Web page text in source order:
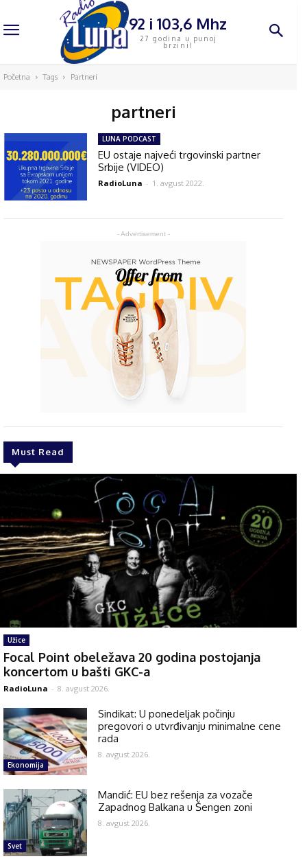
92 i 103,6 Mhz
27 godina u punoj
brzini!
Početna Tags Partneri
partneri
- Advertisement -
Must Read
Užice
Focal Point obeležava 20 godina postojanja
koncertom u bašti GKC-a
RadioLuna - 8. avgust 2026.
Ekonomija
Sindikat: U ponedeljak počinju
pregovori o utvrđivanju minimalne cene
rada
8. avgust 2026.
Svet
Mandić: EU bez rešenja za vozače
Zapadnog Balkana u Šengen zoni
8. avgust 2026.
LUNA PODCAST
EU ostaje najveći trgovinski partner
Srbije (VIDEO)
RadioLuna - 1. avgust 2022.